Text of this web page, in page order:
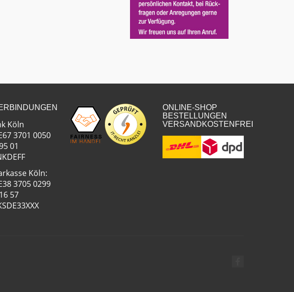
Köln
3701 0050
01
Köln:
3705 0299
57
ONLINE-SHOP
BESTELLUNGEN
VERSANDKOSTENFREI